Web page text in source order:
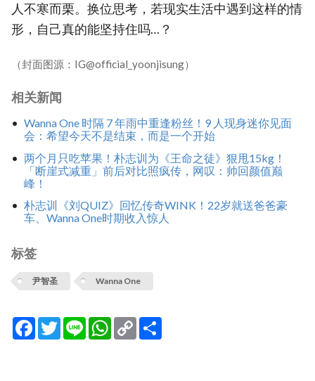
人不寒而栗。换位思考，若现实生活中遇到这样的情
形，自己真的能坚持住吗…？
（封面图源：IG@official_yoonjisung）
相关新闻
Wanna One 时隔 7 年雨中重逢粉丝！9 人现身迷你见面
会：希望今天不是结束，而是一个开始
两个月只吃苹果！朴志训为《王命之徒》狠甩15kg！
「断崖式减重」前后对比照疯传，网叹：帅回颜值巅
峰！
朴志训《刘QUIZ》回忆传奇WINK！22岁就送爸爸豪
车、Wanna One时期收入惊人
标签
尹智圣 Wanna One
Facebook
TwitterLine WhatsApp
Copy
Link